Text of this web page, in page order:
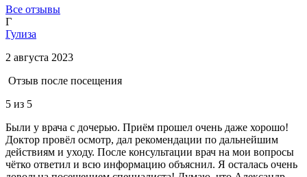
Все отзывы
Г
Гулиза
2 августа 2023
Отзыв после посещения
5 из 5
Были у врача с дочерью. Приём прошел очень даже хорошо!
Доктор провёл осмотр, дал рекомендации по дальнейшим
действиям и уходу. После консультации врач на мои вопросы
чётко ответил и всю информацию объяснил. Я осталась очень